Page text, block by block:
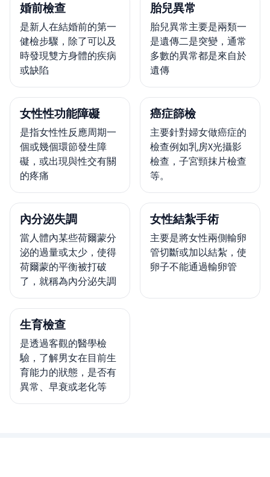
婚前檢查
是新人在結婚前的第一
健檢步驟，除了可以及
時發現雙方身體的疾病
或缺陷
胎兒異常
胎兒異常主要是兩類一
是遺傳二是突變，通常
多數的異常都是來自於
遺傳
女性性功能障礙
是指女性性反應周期一
個或幾個環節發生障
礙，或出現與性交有關
的疼痛
癌症篩檢
主要針對婦女做癌症的
檢查例如乳房X光攝影
檢查，子宮頸抹片檢查
等。
內分泌失調
當人體內某些荷爾蒙分
泌的過量或太少，使得
荷爾蒙的平衡被打破
了，就稱為內分泌失調
女性結紮手術
主要是將女性兩側輸卵
管切斷或加以結紮，使
卵子不能通過輸卵管
生育檢查
是透過客觀的醫學檢
驗，了解男女在目前生
育能力的狀態，是否有
異常、早衰或老化等